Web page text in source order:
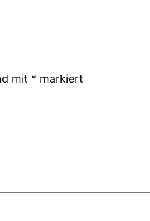
mit * markiert